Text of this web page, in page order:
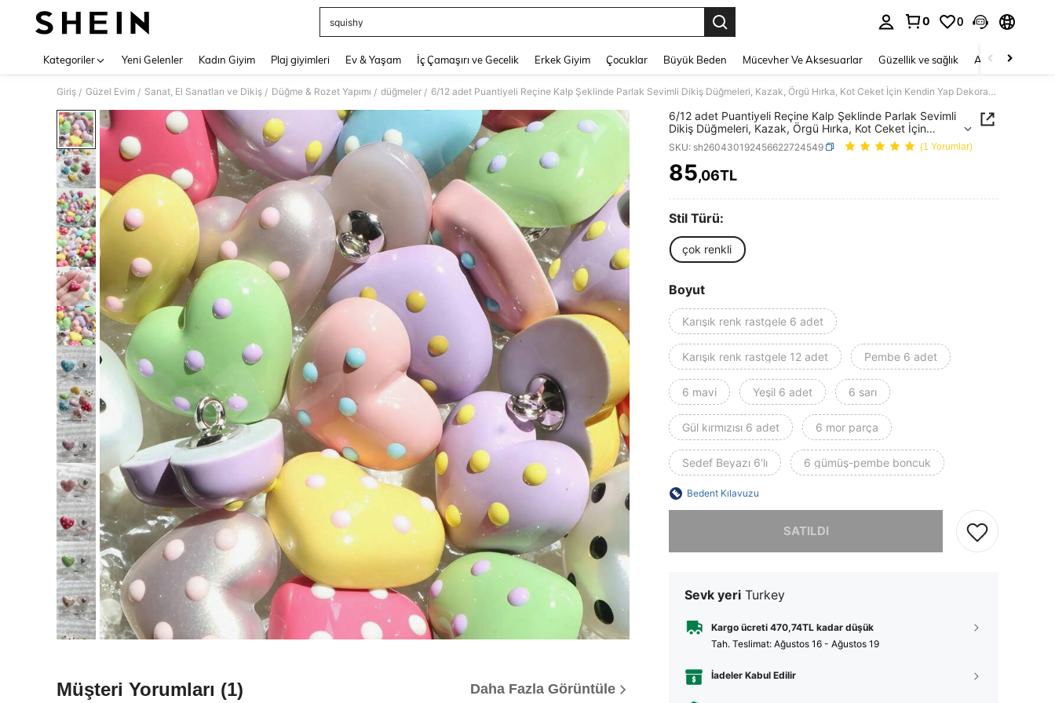
squishy
0 0
Kategoriler Yeni Gelenler Kadın Giyim Plaj giyimleri Ev & Yaşam İç Çamaşırı ve Gecelik Erkek Giyim Çocuklar Büyük Beden Mücevher Ve Aksesuarlar Güzellik ve sağlık Ayakkabı
Giriş / Güzel Evim / Sanat, El Sanatları ve Dikiş / Düğme & Rozet Yapımı / düğmeler / 6/12 adet Puantiyeli Reçine Kalp Şeklinde Parlak Sevimli Dikiş Düğmeleri, Kazak, Örgü Hırka, Kot Ceket İçin Kendin Yap Dekorasyon
Müşteri Yorumları (1) Daha Fazla Görüntüle
6/12 adet Puantiyeli Reçine Kalp Şeklinde Parlak Sevimli
Dikiş Düğmeleri, Kazak, Örgü Hırka, Kot Ceket İçin
Kendin Yap Dekorasyon
SKU: sh260430192456622724549 (1 Yorumlar)
PRICE AND AVAILABILITY
85,06TL
Stil Türü:
çok renkli
Boyut
Karışık renk rastgele 6 adet
Karışık renk rastgele 12 adet Pembe 6 adet
6 mavi Yeşil 6 adet 6 sarı
Gül kırmızısı 6 adet 6 mor parça
Sedef Beyazı 6'lı 6 gümüş-pembe boncuk
Bedent Kılavuzu
SATILDI
Sevk yeri Turkey
Kargo ücreti 470,74TL kadar düşük
Tah. Teslimat: Ağustos 16 - Ağustos 19
İadeler Kabul Edilir